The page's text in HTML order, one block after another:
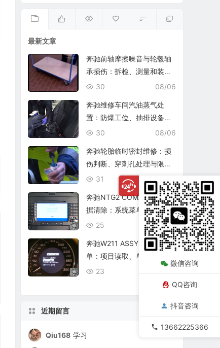
最新文章
奔驰前轴摩擦噪音与轮毂轴
承损伤：拆检、测量和装复
复查
08/06
30
奔驰维修车间汽油蒸气处
置：防爆工位、抽排设备与
燃油收集
08/06
30
奔驰轮胎临时密封维修：损
伤判断、穿刺孔处理与限速
复查
08/06
31
奔驰NTG2 COMAND个人数
据清除：系统菜单、恢复出
厂与结果确认
08/06
25
奔驰W211 ASSYST保养菜
单：项目读取、单项确认与
复位核查
23
近期留言
Qiu168 学习
微信咨询
QQ咨询
抖音咨询
13662225366